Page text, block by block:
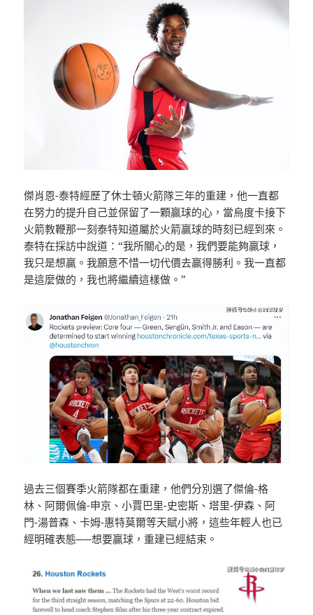
傑肖恩-泰特經歷了休士頓火箭隊三年的重建，他一直都
在努力的提升自己並保留了一顆贏球的心，當烏度卡接下
火箭教鞭那一刻泰特知道屬於火箭贏球的時刻已經到來。
泰特在採訪中說道：“我所關心的是，我們要能夠贏球，
我只是想贏。我願意不惜一切代價去贏得勝利。我一直都
是這麼做的，我也將繼續這樣做。”
過去三個賽季火箭隊都在重建，他們分別選了傑倫-格
林、阿爾佩倫-申京、小賈巴里-史密斯、塔里-伊森、阿
門-湯普森、卡姆-惠特莫爾等天賦小將，這些年輕人也已
經明確表態──想要贏球，重建已經結束。